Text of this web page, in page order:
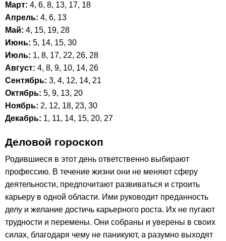
Март: 4, 6, 8, 13, 17, 18
Апрель: 4, 6, 13
Май: 4, 15, 19, 28
Июнь: 5, 14, 15, 30
Июль: 1, 8, 17, 22, 26, 28
Август: 4, 8, 9, 10, 14, 26
Сентябрь: 3, 4, 12, 14, 21
Октябрь: 5, 9, 13, 20
Ноябрь: 2, 12, 18, 23, 30
Декабрь: 1, 11, 14, 15, 20, 27
Деловой гороскоп
Родившиеся в этот день ответственно выбирают
профессию. В течение жизни они не меняют сферу
деятельности, предпочитают развиваться и строить
карьеру в одной области. Ими руководит преданность
делу и желание достичь карьерного роста. Их не пугают
трудности и перемены. Они собраны и уверены в своих
силах, благодаря чему не паникуют, а разумно выходят